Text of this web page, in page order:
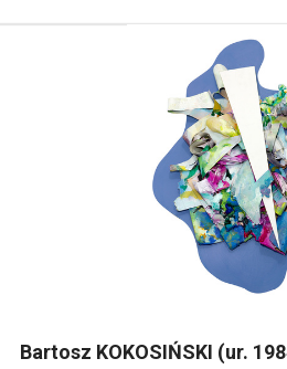
Bartosz KOKOSIŃSKI (ur.